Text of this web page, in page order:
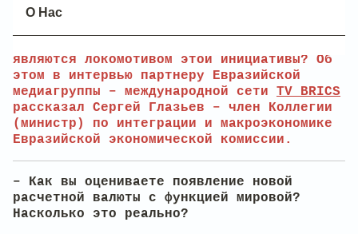
О Нас
шаги необходимо предпринять, чтобы
являются локомотивом этой инициативы? Об
этом в интервью партнеру Евразийской
медиагруппы – международной сети TV BRICS
рассказал Сергей Глазьев – член Коллегии
(министр) по интеграции и макроэкономике
Евразийской экономической комиссии.
– Как вы оцениваете появление новой
расчетной валюты с функцией мировой?
Насколько это реально?